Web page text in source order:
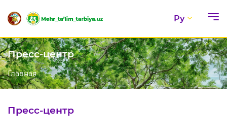
Ру
Пресс-центр
Главная
Пресс-центр